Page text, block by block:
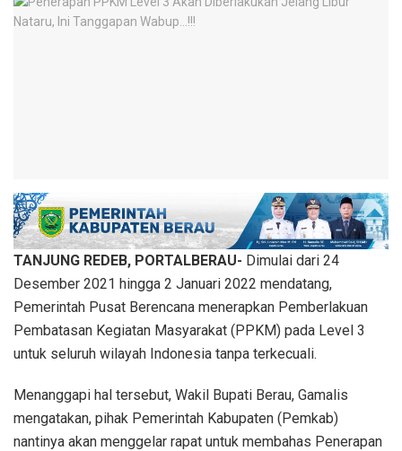
TANJUNG REDEB, PORTALBERAU- Dimulai dari 24
Desember 2021 hingga 2 Januari 2022 mendatang,
Pemerintah Pusat Berencana menerapkan Pemberlakuan
Pembatasan Kegiatan Masyarakat (PPKM) pada Level 3
untuk seluruh wilayah Indonesia tanpa terkecuali.
Menanggapi hal tersebut, Wakil Bupati Berau, Gamalis
mengatakan, pihak Pemerintah Kabupaten (Pemkab)
nantinya akan menggelar rapat untuk membahas Penerapan